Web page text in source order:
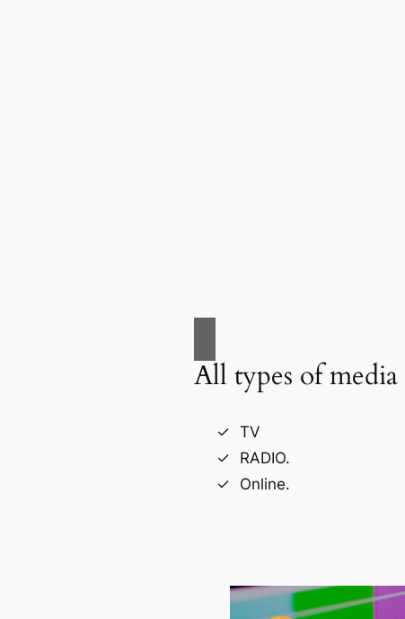
All types of media
TV
RADIO.
Online.